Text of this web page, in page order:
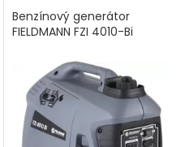
Benzínový generátor
FIELDMANN FZI 4010-Bi